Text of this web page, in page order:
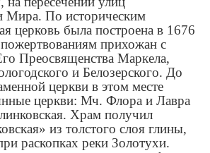
Мира. По историческим
церковь была построена в 1676
пожертвованиям прихожан с
Преосвященства Маркела,
и Белозерского. До
церкви в этом месте
церкви: Мч. Флора и Лавра
Храм получил
из толстого слоя глины,
раскопках реки Золотухи.